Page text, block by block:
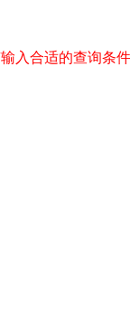
入合适的查询条